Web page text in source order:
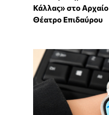
Κάλλας» στο Αρχαίο
Θέατρο Επιδαύρου